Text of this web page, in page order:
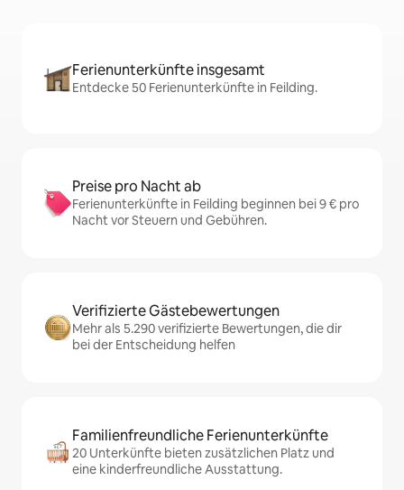
Ferienunterkünfte insgesamt
Entdecke 50 Ferienunterkünfte in Feilding.
Preise pro Nacht ab
Ferienunterkünfte in Feilding beginnen bei 9 € pro
Nacht vor Steuern und Gebühren.
Verifizierte Gästebewertungen
Mehr als 5.290 verifizierte Bewertungen, die dir
bei der Entscheidung helfen
Familienfreundliche Ferienunterkünfte
20 Unterkünfte bieten zusätzlichen Platz und
eine kinderfreundliche Ausstattung.